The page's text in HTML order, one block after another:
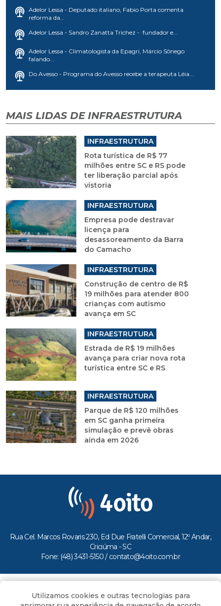
Adelor Lessa - Deputado italiano, Fabio Porta comenta
reforma da...
Adelor Lessa - Sandro Zanatta Trichez - fundador e...
Adelor Lessa - Climatologista da Epagri, Márcio Sônego
falando...
Do Avesso - Programa do Avesso recebe a terapeuta Léia...
MAIS LIDAS DE INFRAESTRUTURA
INFRAESTRUTURA
Rota turística de R$ 77
milhões entre SC e RS pode
ter liberação parcial após
vistoria
INFRAESTRUTURA
Empresa pode destravar
licença para
desassoreamento da Barra
do Camacho
INFRAESTRUTURA
Construção de centro de R$
19 milhões para atender 800
crianças com autismo
avança em SC
INFRAESTRUTURA
Estrada de R$ 19 milhões
avança para criar nova rota
turística entre SC e RS
INFRAESTRUTURA
Parque de R$ 120 milhões
em SC ganha primeira
simulação e prevê obras
ainda em 2026
Rua Cel. Marcos Rovaris 230, Ed Due Fratelli Comercial, 12º Andar,
Criciúma - SC
Fone: (48) 3431-5150 / contato@4oito.com.br
Todos os direitos reservados ao Portal 4oito
Utilizamos cookies e outras tecnologias para